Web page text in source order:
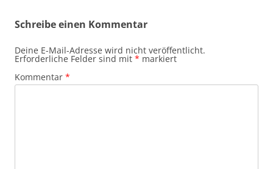
Schreibe einen Kommentar
Deine E-Mail-Adresse wird nicht veröffentlicht.
Erforderliche Felder sind mit * markiert
Kommentar *